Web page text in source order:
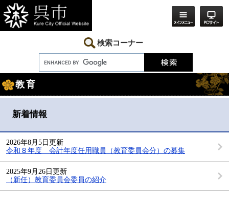
ー
ジ
の
ニ
ュ
ー
て
本
文
検索コーナー
文
教育
新着情報
2026年8月5日更新
令和８年度 会計年度任用職員（教育委員会分）の募集
2025年9月26日更新
（新任）教育委員会委員の紹介